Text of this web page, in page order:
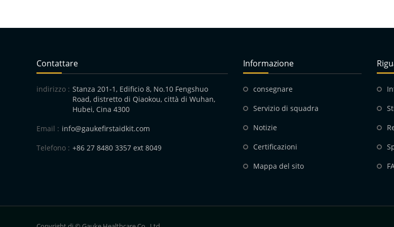
Contattare
indirizzo : Stanza 201-1, Edificio 8, No.10 Fengshuo
Road, distretto di Qiaokou, città di Wuhan,
Hubei, Cina 4300
Email : info@gaukefirstaidkit.com
Telefono : +86 27 8480 3357 ext 8049
Informazione
consegnare
Servizio di squadra
Notizie
Certificazioni
Mappa del sito